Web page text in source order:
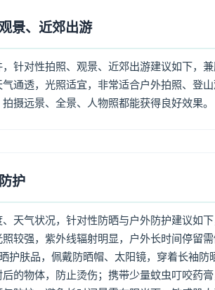
景、近郊出游
针对性拍照、观景、近郊出游建议如下，兼
通透，光照适宜，非常适合户外拍照、登
摄远景、全景、人物照都能获得良好效果。
护
天气状况，针对性防晒与户外防护建议如下
较强，紫外线辐射明显，户外长时间停留
护肤品，佩戴防晒帽、太阳镜，穿着长袖
的物体，防止烫伤；携带少量蚊虫叮咬药